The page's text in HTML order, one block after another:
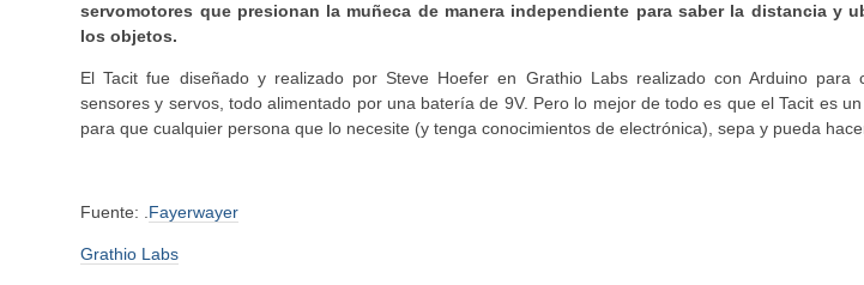
servomotores que presionan la muñeca de manera independiente para saber la distancia y
los objetos.
El Tacit fue diseñado y realizado por Steve Hoefer en Grathio Labs realizado con Arduino para
sensores y servos, todo alimentado por una batería de 9V. Pero lo mejor de todo es que el Tacit es
para que cualquier persona que lo necesite (y tenga conocimientos de electrónica), sepa y pueda
Fuente: . Fayerwayer
Grathio Labs